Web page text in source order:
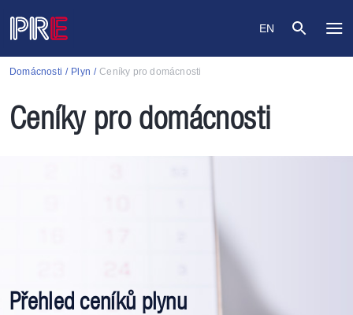
EN
Domácnosti Plyn Ceníky pro domácnosti
Ceníky pro domácnosti
Přehled ceníků plynu